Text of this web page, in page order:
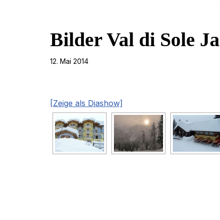
Bilder Val di Sole
12. Mai 2014
[Zeige als Diashow]